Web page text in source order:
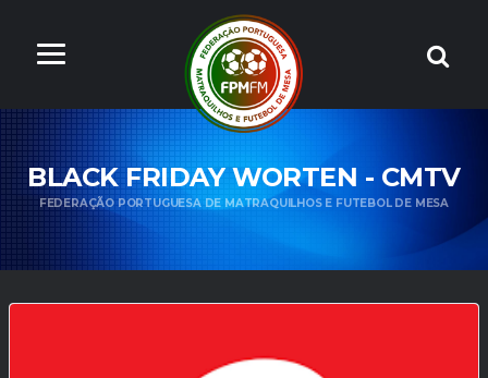
BLACK FRIDAY WORTEN - CMTV
FEDERAÇÃO PORTUGUESA DE MATRAQUILHOS E FUTEBOL DE MESA